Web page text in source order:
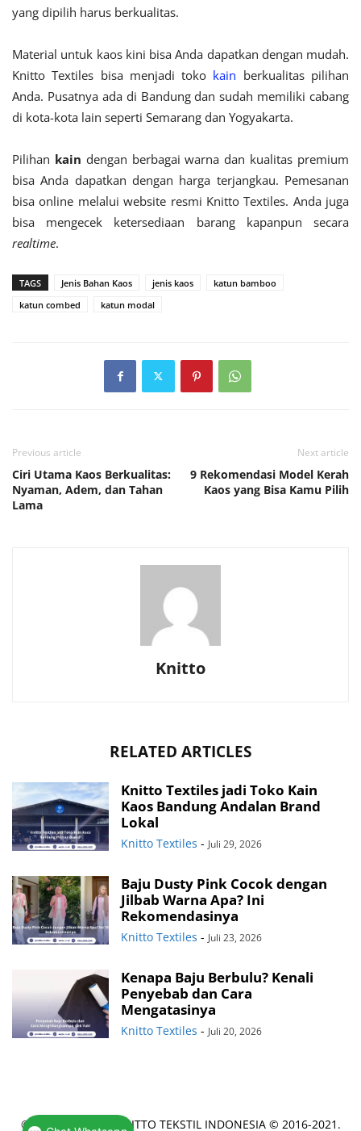
yang dipilih harus berkualitas.
Material untuk kaos kini bisa Anda dapatkan dengan mudah.
Knitto Textiles bisa menjadi toko kain berkualitas pilihan
Anda. Pusatnya ada di Bandung dan sudah memiliki cabang
di kota-kota lain seperti Semarang dan Yogyakarta.
Pilihan kain dengan berbagai warna dan kualitas premium
bisa Anda dapatkan dengan harga terjangkau. Pemesanan
bisa online melalui website resmi Knitto Textiles. Anda juga
bisa mengecek ketersediaan barang kapanpun secara
realtime.
TAGS Jenis Bahan Kaos jenis kaos
katun bamboo
katun combed
katun modal
Previous article
Ciri Utama Kaos Berkualitas:
Nyaman, Adem, dan Tahan
Lama
Next article
9 Rekomendasi Model Kerah
Kaos yang Bisa Kamu Pilih
Knitto
RELATED ARTICLES
Knitto Textiles jadi Toko Kain
Kaos Bandung Andalan Brand
Lokal
Knitto Textiles - Juli 29, 2026
Baju Dusty Pink Cocok dengan
Jilbab Warna Apa? Ini
Rekomendasinya
Knitto Textiles - Juli 23, 2026
Kenapa Baju Berbulu? Kenali
Penyebab dan Cara
Mengatasinya
Knitto Textiles - Juli 20, 2026
© COPYRIGHT PT KNITTO TEKSTIL INDONESIA © 2016-2021.